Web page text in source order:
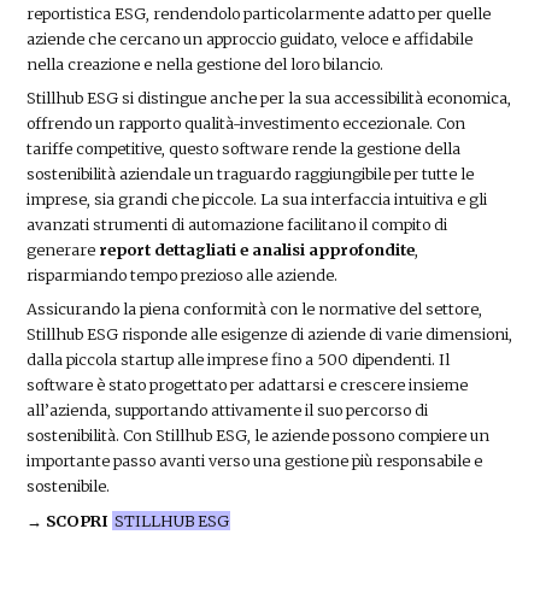
reportistica ESG, rendendolo particolarmente adatto per quelle
aziende che cercano un approccio guidato, veloce e affidabile
nella creazione e nella gestione del loro bilancio.
Stillhub ESG si distingue anche per la sua accessibilità economica,
offrendo un rapporto qualità-investimento eccezionale. Con
tariffe competitive, questo software rende la gestione della
sostenibilità aziendale un traguardo raggiungibile per tutte le
imprese, sia grandi che piccole. La sua interfaccia intuitiva e gli
avanzati strumenti di automazione facilitano il compito di
generare report dettagliati e analisi approfondite,
risparmiando tempo prezioso alle aziende.
Assicurando la piena conformità con le normative del settore,
Stillhub ESG risponde alle esigenze di aziende di varie dimensioni,
dalla piccola startup alle imprese fino a 500 dipendenti. Il
software è stato progettato per adattarsi e crescere insieme
all’azienda, supportando attivamente il suo percorso di
sostenibilità. Con Stillhub ESG, le aziende possono compiere un
importante passo avanti verso una gestione più responsabile e
sostenibile.
→ SCOPRI STILLHUB ESG